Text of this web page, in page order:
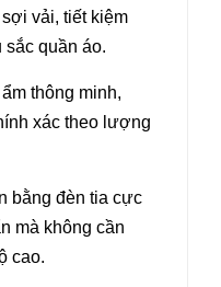
vải, tiết kiệm
quần áo.
thông minh,
xác theo lượng
bằng đèn tia cực
mà không cần
cao.